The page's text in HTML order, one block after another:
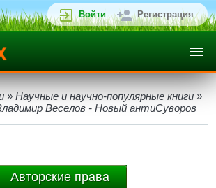
Войти Регистрация
» Научные и научно-популярные книги »
Веселов - Новый антиСуворов
Авторские права